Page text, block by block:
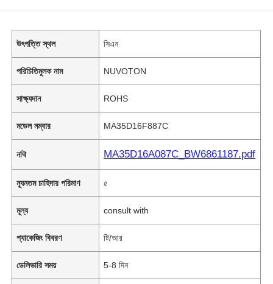
উৎপত্তি স্থল সিএন
পরিচিতিমুলক নাম NUVOTON
সাক্ষ্যদান ROHS
মডেল নম্বার MA35D16F887C
নথি MA35D16A087C_BW6861187.pdf
ন্যূনতম চাহিদার পরিমাণ ৫
মূল্য consult with
প্যাকেজিং বিবরণ টি/আর
ডেলিভারি সময় 5-8 দিন